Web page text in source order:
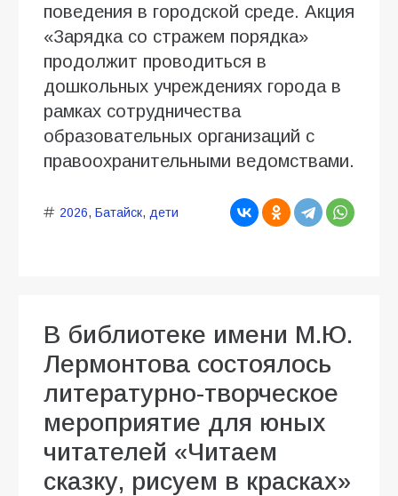
поведения в городской среде. Акция
«Зарядка со стражем порядка»
продолжит проводиться в
дошкольных учреждениях города в
рамках сотрудничества
образовательных организаций с
правоохранительными ведомствами.
2026, Батайск, дети
В библиотеке имени М.Ю.
Лермонтова состоялось
литературно-творческое
мероприятие для юных
читателей «Читаем
сказку, рисуем в красках»